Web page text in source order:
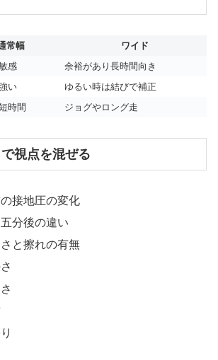
常幅
ワイド
感
余裕があり長時間向き
い
ゆるい時は結びで補正
時間 ジョグやロング走
視点を混ぜる
接地圧の変化
分後の違い
と擦れの有無